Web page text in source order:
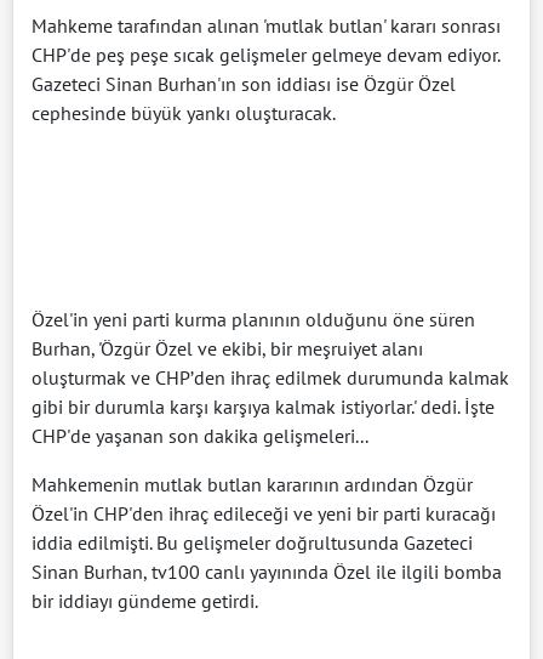
Mahkeme tarafından alınan 'mutlak butlan' kararı sonrası
CHP'de peş peşe sıcak gelişmeler gelmeye devam ediyor.
Gazeteci Sinan Burhan'ın son iddiası ise Özgür Özel
cephesinde büyük yankı oluşturacak.
Özel'in yeni parti kurma planının olduğunu öne süren
Burhan, 'Özgür Özel ve ekibi, bir meşruiyet alanı
oluşturmak ve CHP’den ihraç edilmek durumunda kalmak
gibi bir durumla karşı karşıya kalmak istiyorlar.' dedi. İşte
CHP'de yaşanan son dakika gelişmeleri...
Mahkemenin mutlak butlan kararının ardından Özgür
Özel'in CHP'den ihraç edileceği ve yeni bir parti kuracağı
iddia edilmişti. Bu gelişmeler doğrultusunda Gazeteci
Sinan Burhan, tv100 canlı yayınında Özel ile ilgili bomba
bir iddiayı gündeme getirdi.